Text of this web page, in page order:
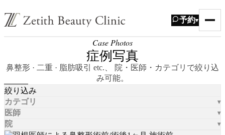
予約▾
Case Photos
症例写真
鼻整形 · 二重 · 脂肪吸引 etc.、 院・医師・カテゴリで絞り込
み可能。
絞り込み
カテゴリ
医師
院